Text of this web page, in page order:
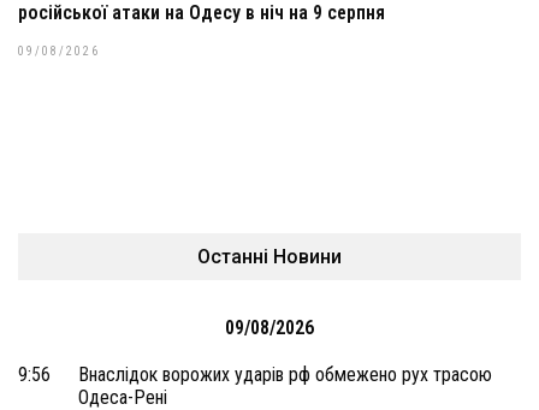
російської атаки на Одесу в ніч на 9 серпня
09/08/2026
Останні Новини
09/08/2026
9:56
Внаслідок ворожих ударів рф обмежено рух трасою
Одеса-Рені